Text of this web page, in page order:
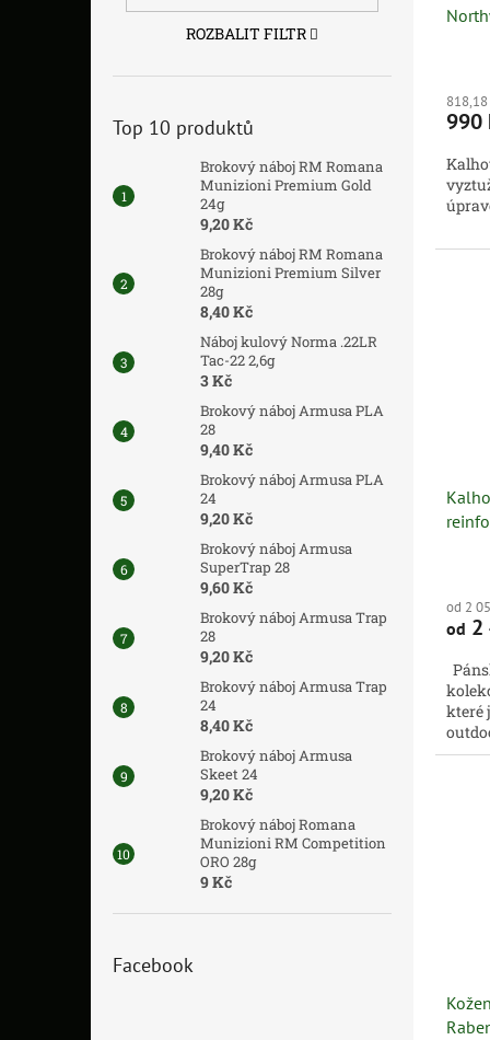
ROZBALIT FILTR
Top 10 produktů
Brokový náboj RM Romana
Munizioni Premium Gold
24g
9,20 Kč
Brokový náboj RM Romana
Munizioni Premium Silver
28g
8,40 Kč
Náboj kulový Norma .22LR
Tac-22 2,6g
3 Kč
Brokový náboj Armusa PLA
28
9,40 Kč
Brokový náboj Armusa PLA
24
9,20 Kč
Brokový náboj Armusa
SuperTrap 28
9,60 Kč
Brokový náboj Armusa Trap
28
9,20 Kč
Brokový náboj Armusa Trap
24
8,40 Kč
Brokový náboj Armusa
Skeet 24
9,20 Kč
Brokový náboj Romana
Munizioni RM Competition
ORO 28g
9 Kč
Facebook
990
od 2
od 2
které
Tex®